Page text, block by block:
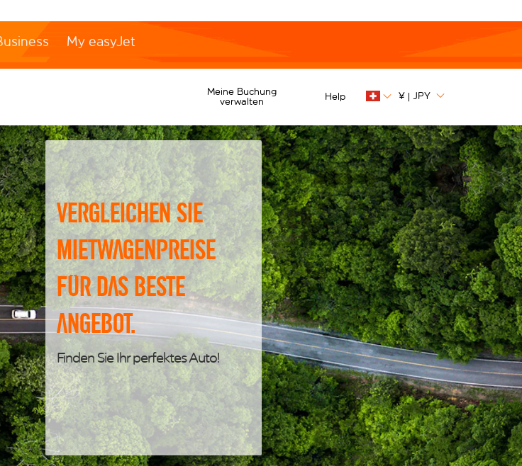
My easyJet
Meine Buchung
verwalten
Help ¥ | JPY
Vergleichen Sie
Mietwagenpreise
für das beste
Angebot.
Finden Sie Ihr perfektes Auto!